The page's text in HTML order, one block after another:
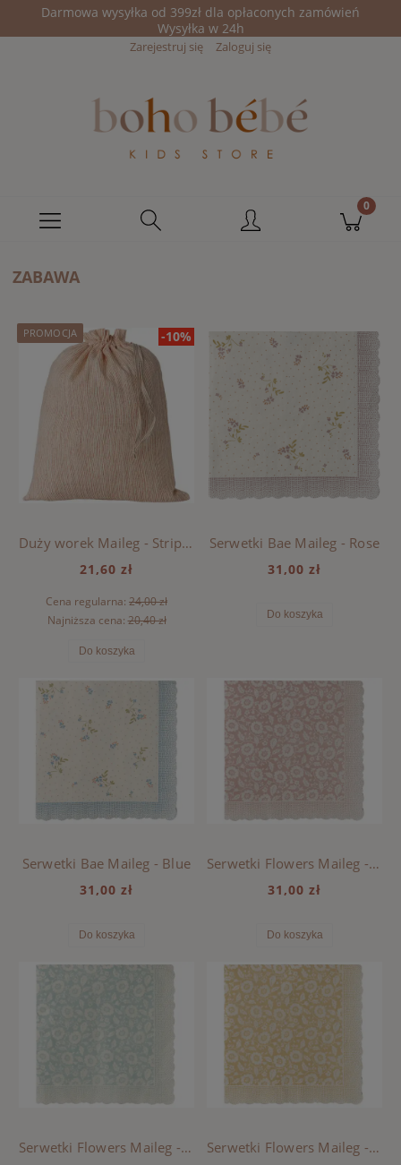
Darmowa wysyłka od 399zł dla opłaconych zamówień
Wysyłka w 24h
Zarejestruj się Zaloguj się
ZABAWA
-10%
Duży worek Maileg - Stripes Off white / Red
21,60 zł
Cena regularna: 24,00 zł
Najniższa cena:20,40 zł
Do koszyka
PROMOCJA
Serwetki Bae Maileg - Rose
31,00 zł
Do koszyka
Serwetki Bae Maileg - Blue
31,00 zł
Do koszyka
Serwetki Flowers Maileg - Powder
31,00 zł
Do koszyka
Serwetki Flowers Maileg - Mint Serwetki Flowers Maileg - Yellow